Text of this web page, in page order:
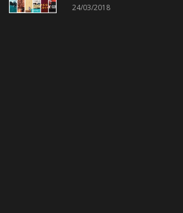
24/03/2018